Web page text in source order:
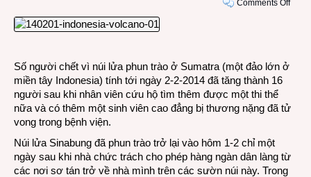
Comments Offon
Số người chết vì núi lửa phun trào ở Sumatra (một đảo lớn ở
miền tây Indonesia) tính tới ngày 2-2-2014 đã tăng thành 16
người sau khi nhân viên cứu hộ tìm thêm được một thi thể
nữa và có thêm một sinh viên cao đẳng bị thương nặng đã tử
vong trong bệnh viện.
Núi lửa Sinabung đã phun trào trở lại vào hôm 1-2 chỉ một
ngày sau khi nhà chức trách cho phép hàng ngàn dân làng từ
các nơi sơ tán trở về nhà mình trên các sườn núi này. Trong